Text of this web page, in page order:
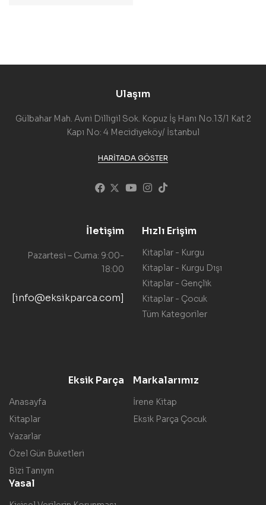
Ulaşım
Gülbahar Mah. Avni Dilligil Sok. Kopuz İş Hanı No.13/1 Kat 2
Kapı No: 4 Mecidiyeköy/ İstanbul
HARITADA GÖSTER
İletişim
Pazartesi – Cuma: 9:00-
18:00
[info@eksikparca.com]
Hızlı Erişim
Kitaplar - Kurgu
Kitaplar - Kurgu Dışı
Kitaplar - Gençlik
Kitaplar - Çocuk
Tüm Kategoriler
Eksik Parça
Anasayfa
Kitaplar
Yazarlar
Özel Gün Buketleri
Bizi Tanıyın
Markalarımız
İrene Kitap
Eksik Parça Çocuk
Yasal